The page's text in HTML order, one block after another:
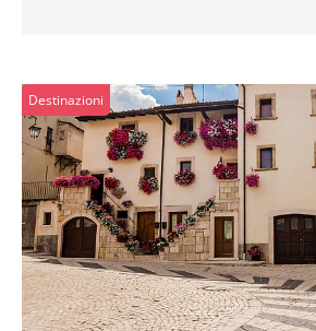
Destinazioni